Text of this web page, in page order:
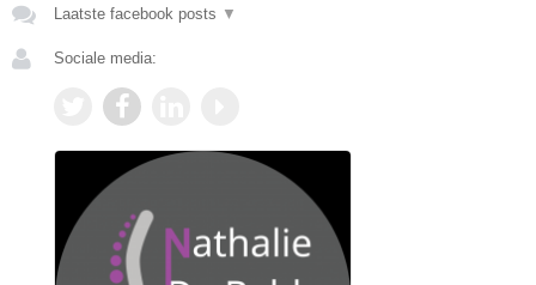
Laatste facebook posts ▼
Sociale media: